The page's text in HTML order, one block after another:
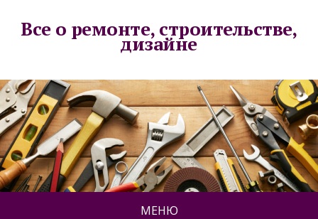
Все о ремонте, строительстве,
дизайне
МЕНЮ